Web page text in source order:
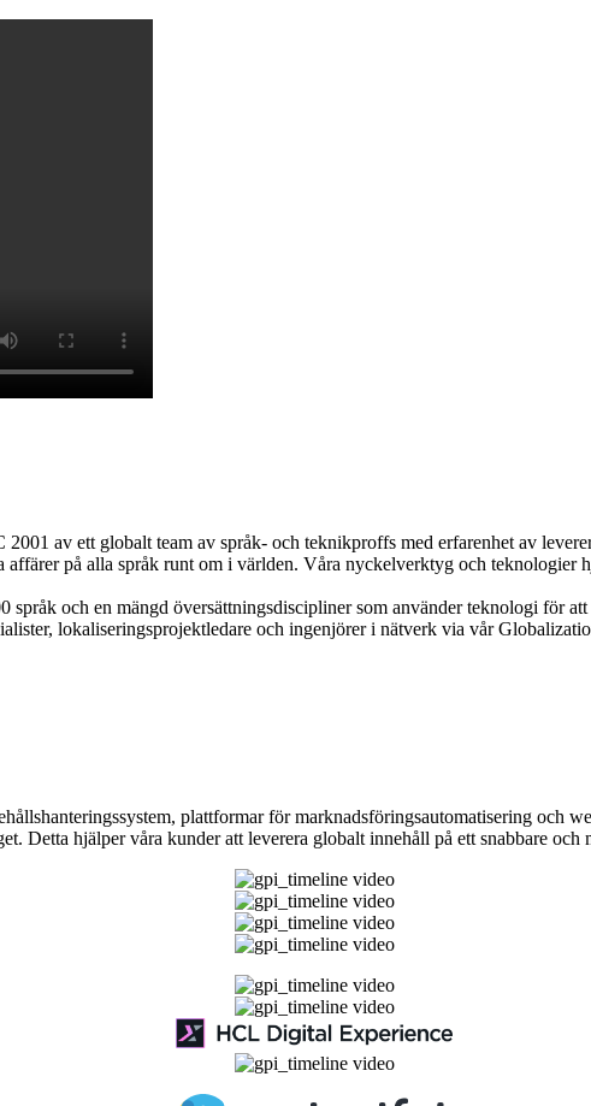
av ett globalt team av språk- och teknikproffs med erfarenhet av
på alla språk runt om i världen. Våra nyckelverktyg och teknologier
och en mängd översättningsdiscipliner som använder teknologi för
lokaliseringsprojektledare och ingenjörer i nätverk via vår
plattformar för marknadsföringsautomatisering och
Detta hjälper våra kunder att leverera globalt innehåll på ett snabbare